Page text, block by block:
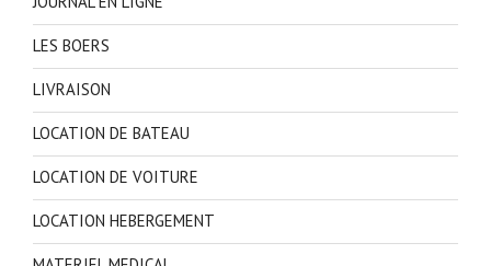
LES BOERS
LIVRAISON
LOCATION DE BATEAU
LOCATION DE VOITURE
LOCATION HEBERGEMENT